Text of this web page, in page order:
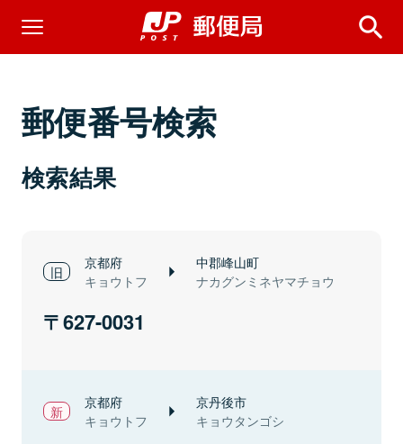
郵便番号検索
検索結果
京都府
キョウトフ
中郡峰山町
ナカグンミネヤマチョウ
627-0031
京都府
キョウトフ
京丹後市
キョウタンゴシ